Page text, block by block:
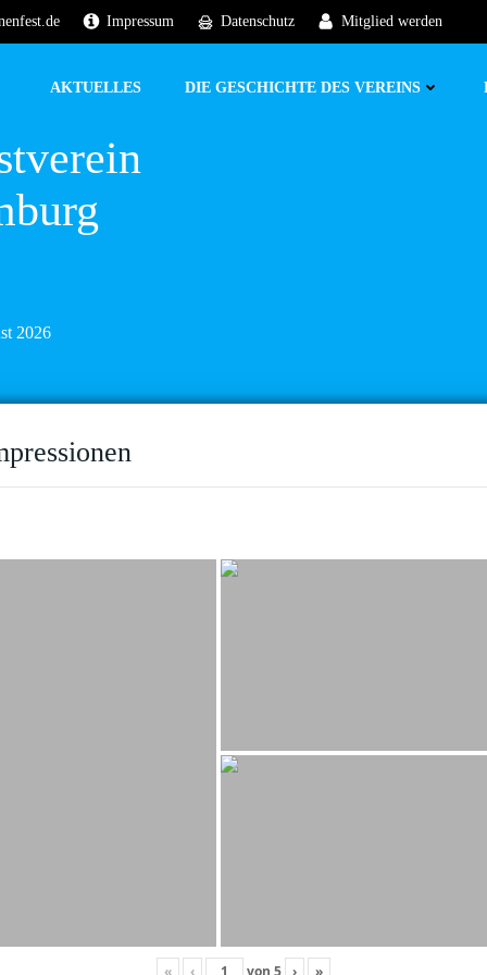
Impressum Datenschutz Mitglied werden
AKTUELLES DIE GESCHICHTE DES VEREINS
2026
« ‹ von 5 › »